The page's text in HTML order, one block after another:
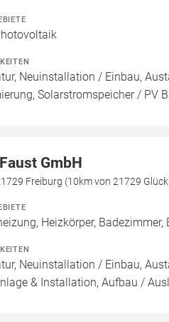
Neuinstallation / Einbau,
Solarstromspeicher / PV
GmbH
Freiburg (10km von 21729
Heizkörper, Badezimmer,
Neuinstallation / Einbau,
& Installation, Aufbau /